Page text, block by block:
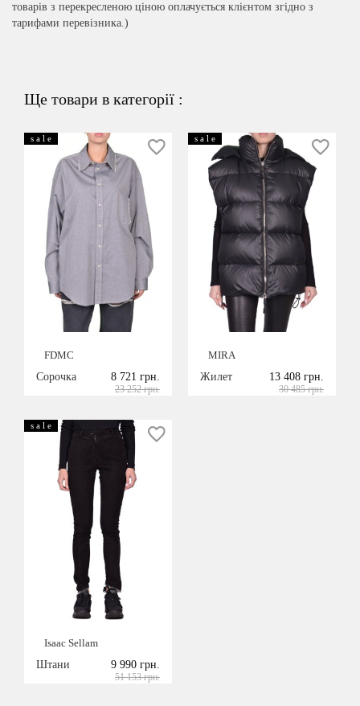
товарів з перекресленою ціною оплачується клієнтом згідно з
тарифами перевізника.)
Ще товари в категорії :
s a l e
FDMC
Сорочка
8 721 грн.
23 252 грн.
s a l e
MIRA
Жилет
13 408 грн.
30 485 грн.
s a l e
Isaac Sellam
Штани
9 990 грн.
51 153 грн.